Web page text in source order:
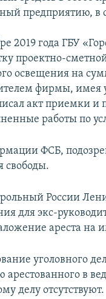
предприятию, в
2019 года ГБУ
проектно-
освещения на
фирмы, имея
акт приемки и
работы по
ФСБ,
свободы.
России
для экс-
ареста на
уголовного
в
делу отсутствуют.